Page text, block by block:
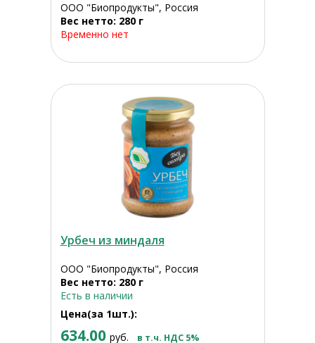
ООО "Биопродукты", Россия
Вес нетто: 280 г
Временно нет
Урбеч из миндаля
ООО "Биопродукты", Россия
Вес нетто: 280 г
Есть в наличии
Цена(за 1шт.):
634.00 руб. в т.ч. НДС 5%